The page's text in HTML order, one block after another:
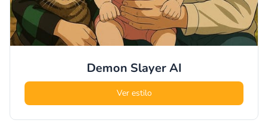
Demon SlayerAI
Ver estilo